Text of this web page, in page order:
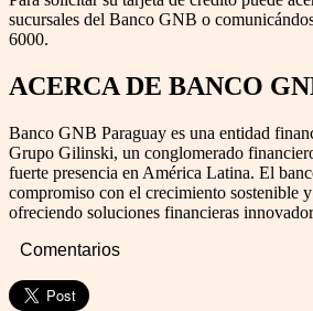
sucursales del Banco GNB o
6000.
ACERCA DE BANCO
Banco GNB Paraguay es una entidad
Grupo Gilinski, un conglomerado
fuerte presencia en América Latina. El
compromiso con el crecimiento sostenible
ofreciendo soluciones financieras
Comentarios